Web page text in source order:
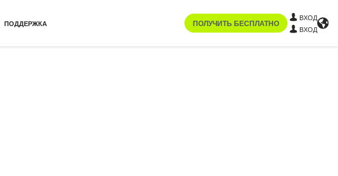
ПОДДЕРЖКА ПОЛУЧИТЬ БЕСПЛАТНО
ВХОД
ВХОД